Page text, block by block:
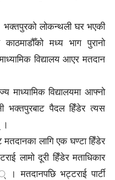
भक्तपुरको लोकन्थली घर भएकी
मध्य भाग पुरानो
विद्यालय आएर मतदान
माध्यामिक विद्यालयमा आफ्नो
भक्तपुरबाट पैदल हिँडेर त्यस
लागि एक घण्टा हिँडेर
लामो दूरी हिँडेर मताधिकार
मतदानपछि भट्टराई पार्टी